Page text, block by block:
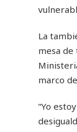
La
mesa
marco
“Yo